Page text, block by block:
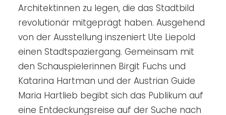
Architektinnen zu legen, die das Stadtbild
revolutionär mitgeprägt haben. Ausgehend
von der Ausstellung inszeniert Ute Liepold
einen Stadtspaziergang. Gemeinsam mit
den Schauspielerinnen Birgit Fuchs und
Katarina Hartman und der Austrian Guide
Maria Hartlieb begibt sich das Publikum auf
eine Entdeckungsreise auf der Suche nach